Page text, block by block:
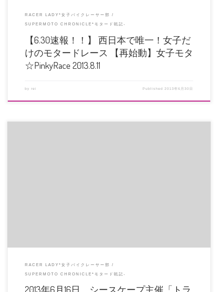
RACER LADY*女子バイクレーサー部
SUPERMOTO CHRONICLE*モタード戦記-
【6.30速報！！】 西日本で唯一！女子だ
けのモタードレース 【再始動】女子モタ
☆PinkyRace 2013.8.11
by rei Published2013年6月30日
RACER LADY*女子バイクレーサー部
SUPERMOTO CHRONICLE*モタード戦記-
2013年6月16日 シースケープ主催「トラ